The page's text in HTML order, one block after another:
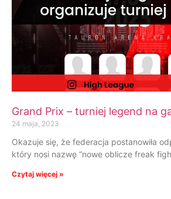
Grand Prix – turniej legend na
24 maja, 2023
Okazuje się, że federacja postanowiła
który nosi nazwę “nowe oblicze freak
Czytaj więcej »